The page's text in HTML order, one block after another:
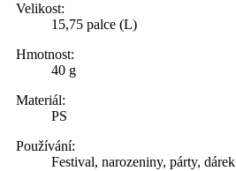
Velikost:
15,75 palce (L)
Hmotnost:
40 g
Materiál:
PS
Používání:
Festival, narozeniny, párty, dárek